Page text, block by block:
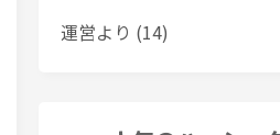
運営より (14)